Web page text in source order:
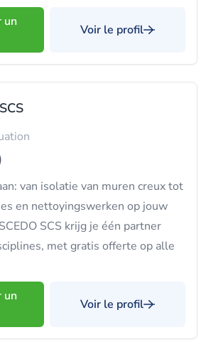
un
Voir le profil
van isolatie van muren creux tot
en nettoyingswerken op jouw
SCS krijg je één partner
met gratis offerte op alle
un
Voir le profil